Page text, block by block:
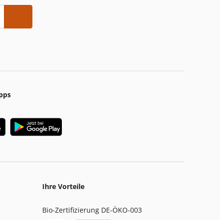
Ihre Vorteile
Bio-Zertifizierung DE-ÖKO-003